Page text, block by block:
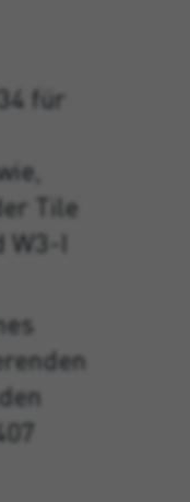
für
Tile
W3-I